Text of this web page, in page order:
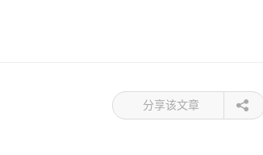
分享该文章